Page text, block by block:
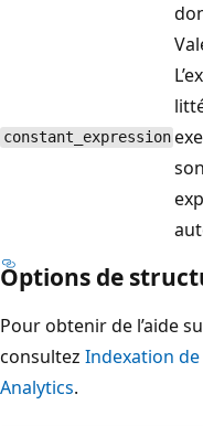
constant_expression
Options de
Pour obtenir de l’aide
consultez Indexation de
Analytics.